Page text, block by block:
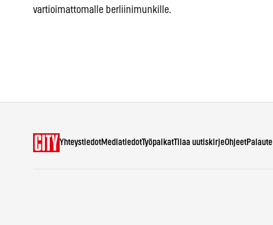
vartioimattomalle berliinimunkille.
YhteystiedotMediatiedotTyöpaikatTilaa uutiskirjeOhjeetPalaute